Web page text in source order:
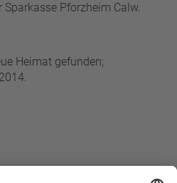
Pforzheim Calw.
Heimat gefunden;